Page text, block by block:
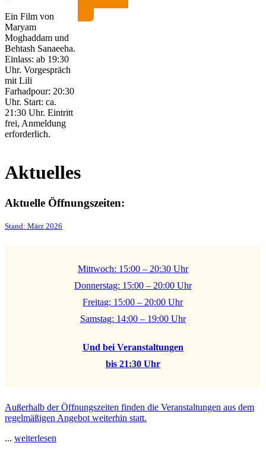
Ein Film von
Maryam
Moghaddam und
Behtash Sanaeeha.
Einlass: ab 19:30
Uhr. Vorgespräch
mit Lili
Farhadpour: 20:30
Uhr. Start: ca.
21:30 Uhr. Eintritt
frei, Anmeldung
erforderlich.
Aktuelles
Aktuelle Öffnungszeiten:
Stand: März 2026
Mittwoch: 15:00 – 20:30 Uhr
Donnerstag: 15:00 – 20:00 Uhr
Freitag: 15:00 – 20:00 Uhr
Samstag: 14:00 – 19:00 Uhr
Und bei Veranstaltungen
bis 21:30 Uhr
Außerhalb der Öffnungszeiten finden die Veranstaltungen aus dem
regelmäßigen Angebot weiterhin statt.
... weiterlesen